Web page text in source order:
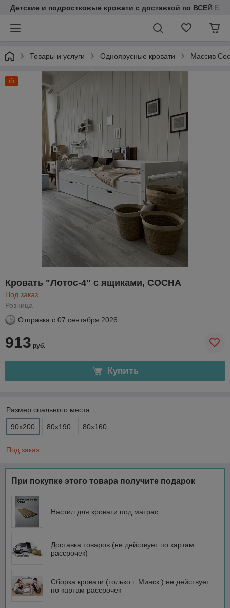
Детские и подростковые кровати с доставкой по ВСЕЙ
Товары и услуги Одноярусные кровати Массив
Кровать "Лотос-4" с ящиками, СОСНА
Под заказ
Розница
Отправка с 07 сентября 2026
913 руб.
Купить
Размер спального места
90х200 80х190 80х160
Под заказ
При покупке этого товара получите подарок
Настил для кровати под матрас
Доставка товаров (не действует по картам
рассрочек)
Сборка кровати (только г. Минск ) не действует
по картам рассрочек